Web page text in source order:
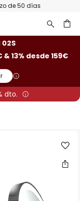
de 50 días
02S
& 13% desde 159€
dto.